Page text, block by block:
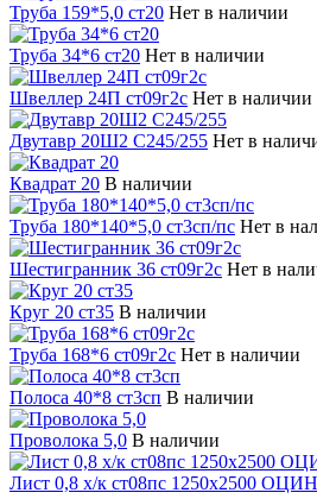
Труба 159*5,0 ст20 Нет в наличии
Труба 34*6 ст20 Нет в наличии
Швеллер 24П ст09г2с Нет в наличии
Двутавр 20Ш2 С245/255 Нет в
Квадрат 20 В наличии
Труба 180*140*5,0 ст3сп/пс Нет в
Шестигранник 36 ст09г2с Нет в
Круг 20 ст35 В наличии
Труба 168*6 ст09г2с Нет в наличии
Полоса 40*8 ст3сп В наличии
Проволока 5,0 В наличии
Лист 0,8 х/к ст08пс 1250х2500